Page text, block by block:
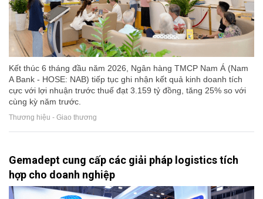
Kết thúc 6 tháng đầu năm 2026, Ngân hàng TMCP Nam Á (Nam
A Bank - HOSE: NAB) tiếp tục ghi nhận kết quả kinh doanh tích
cực với lợi nhuận trước thuế đạt 3.159 tỷ đồng, tăng 25% so với
cùng kỳ năm trước.
Thương hiệu - Giao thương
Gemadept cung cấp các giải pháp logistics tích
hợp cho doanh nghiệp